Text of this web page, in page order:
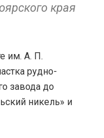
края
им. А. П.
рудно-
завода до
никель» и